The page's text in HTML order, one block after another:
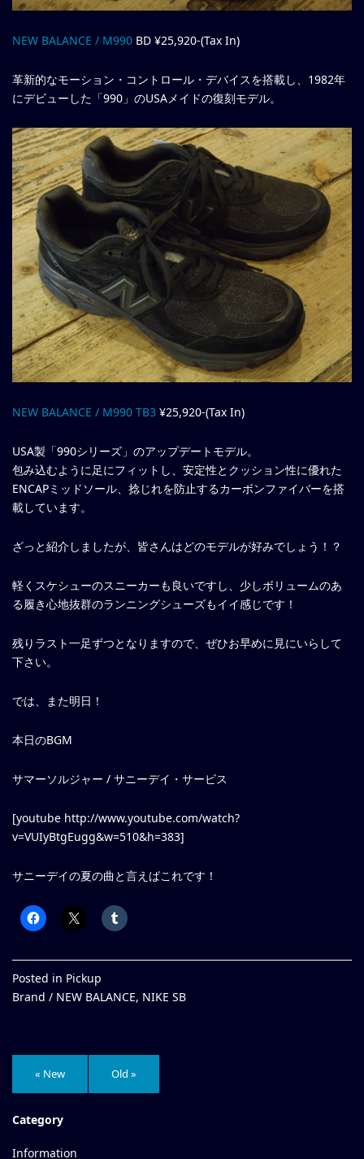
NEW BALANCE / M990 BD ¥25,920-(Tax In)
革新的なモーション・コントロール・デバイスを搭載し、1982年
にデビューした「990」のUSAメイドの復刻モデル。
NEW BALANCE / M990 TB3 ¥25,920-(Tax In)
USA製「990シリーズ」のアップデートモデル。
包み込むように足にフィットし、安定性とクッション性に優れた
ENCAPミッドソール、捻じれを防止するカーボンファイバーを搭
載しています。
ざっと紹介しましたが、皆さんはどのモデルが好みでしょう！？
軽くスケシューのスニーカーも良いですし、少しボリュームのあ
る履き心地抜群のランニングシューズもイイ感じです！
残りラスト一足ずつとなりますので、ぜひお早めに見にいらして
下さい。
では、また明日！
本日のBGM
サマーソルジャー / サニーデイ・サービス
[youtube http://www.youtube.com/watch?
v=VUIyBtgEugg&w=510&h=383]
サニーデイの夏の曲と言えばこれです！
Posted in Pickup
Brand / NEW BALANCE, NIKE SB
« New Old »
Category
Information